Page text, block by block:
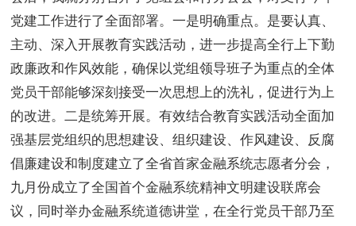
党建工作进行了全面部署。一是明确重点。是要认真、
主动、深入开展教育实践活动，进一步提高全行上下勤
政廉政和作风效能，确保以党组领导班子为重点的全体
党员干部能够深刻接受一次思想上的洗礼，促进行为上
的改进。二是统筹开展。有效结合教育实践活动全面加
强基层党组织的思想建设、组织建设、作风建设、反腐
倡廉建设和制度建立了全省首家金融系统志愿者分会，
九月份成立了全国首个金融系统精神文明建设联席会
议，同时举办金融系统道德讲堂，在全行党员干部乃至